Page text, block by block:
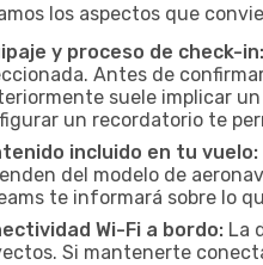
los aspectos que
y proceso de check-in:
Antes de
suele implicar
un recordatorio te
incluido en tu vuelo:
del modelo de
te informará sobre lo
Wi-Fi a bordo: La
Si mantenerte